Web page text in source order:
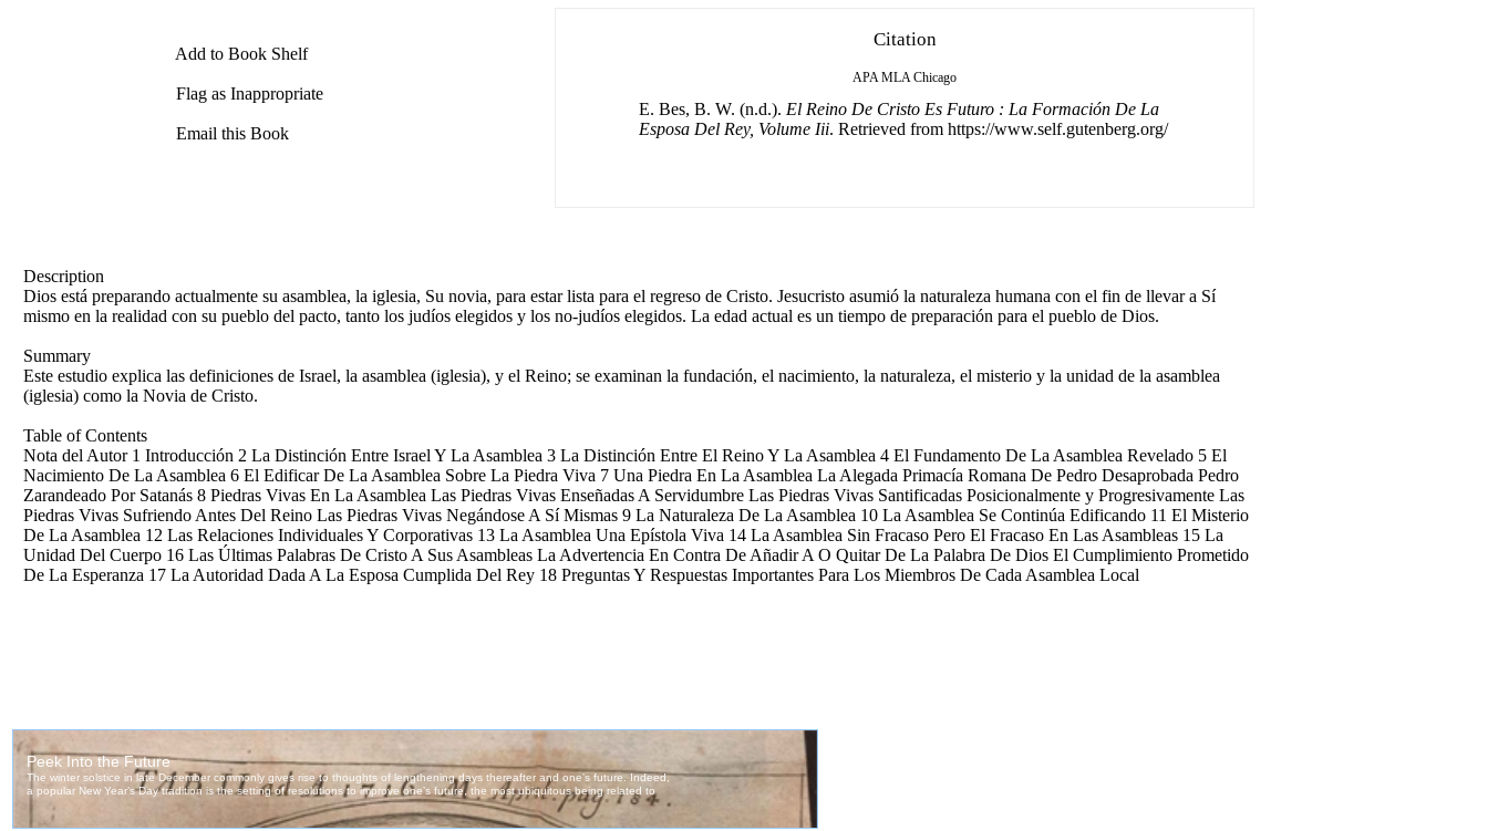
Add to Book Shelf
Flag as Inappropriate
Email this Book
Citation
APA MLA Chicago
E. Bes, B. W. (n.d.). El Reino De Cristo Es Futuro : La Formación De La
Esposa Del Rey, Volume Iii. Retrieved from https://www.self.gutenberg.org/
Description
Dios está preparando actualmente su asamblea, la iglesia, Su novia, para estar lista para el regreso de Cristo. Jesucristo asumió la naturaleza humana con el fin de llevar a Sí
mismo en la realidad con su pueblo del pacto, tanto los judíos elegidos y los no-judíos elegidos. La edad actual es un tiempo de preparación para el pueblo de Dios.
Summary
Este estudio explica las definiciones de Israel, la asamblea (iglesia), y el Reino; se examinan la fundación, el nacimiento, la naturaleza, el misterio y la unidad de la asamblea
(iglesia) como la Novia de Cristo.
Table of Contents
Nota del Autor 1 Introducción 2 La Distinción Entre Israel Y La Asamblea 3 La Distinción Entre El Reino Y La Asamblea 4 El Fundamento De La Asamblea Revelado 5 El
Nacimiento De La Asamblea 6 El Edificar De La Asamblea Sobre La Piedra Viva 7 Una Piedra En La Asamblea La Alegada Primacía Romana De Pedro Desaprobada Pedro
Zarandeado Por Satanás 8 Piedras Vivas En La Asamblea Las Piedras Vivas Enseñadas A Servidumbre Las Piedras Vivas Santificadas Posicionalmente y Progresivamente Las
Piedras Vivas Sufriendo Antes Del Reino Las Piedras Vivas Negándose A Sí Mismas 9 La Naturaleza De La Asamblea 10 La Asamblea Se Continúa Edificando 11 El Misterio
De La Asamblea 12 Las Relaciones Individuales Y Corporativas 13 La Asamblea Una Epístola Viva 14 La Asamblea Sin Fracaso Pero El Fracaso En Las Asambleas 15 La
Unidad Del Cuerpo 16 Las Últimas Palabras De Cristo A Sus Asambleas La Advertencia En Contra De Añadir A O Quitar De La Palabra De Dios El Cumplimiento Prometido
De La Esperanza 17 La Autoridad Dada A La Esposa Cumplida Del Rey 18 Preguntas Y Respuestas Importantes Para Los Miembros De Cada Asamblea Local